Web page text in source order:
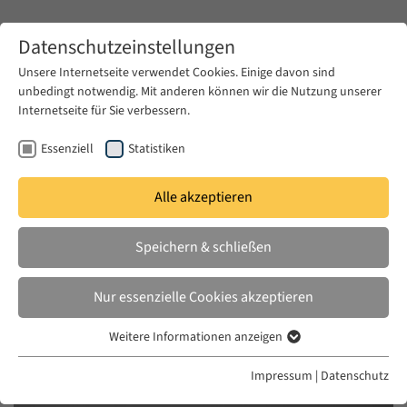
Zum Hauptinhalt springen
MI. 27 JAN. 2021
Art, Dispossession, and
Imaginations of Historical Justice
Datenschutzeinstellungen
Unsere Internetseite verwendet Cookies. Einige davon sind
unbedingt notwendig. Mit anderen können wir die Nutzung unserer
Internetseite für Sie verbessern.
Essenziell Statistiken
Alle akzeptieren
Speichern & schließen
Nur essenzielle Cookies akzeptieren
Essenzielle Cookies werden für grundlegende Funktionen der
Weitere Informationen anzeigen
Impressum | Datenschutz